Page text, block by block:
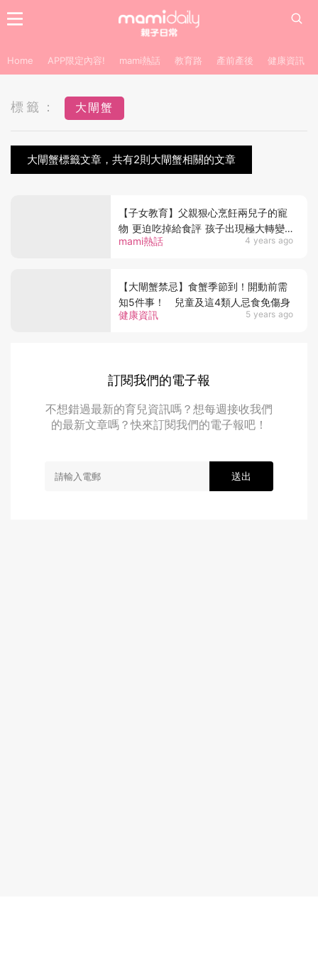
Home APP限定內容! mami熱話 教育路 產前產後 健康資訊
標籤： 大閘蟹
大閘蟹標籤文章，共有2則大閘蟹相關的文章
mami熱話 4 years ago
【子女教育】父親狠心烹飪兩兒子的寵
物 更迫吃掉給食評 孩子出現極大轉變
完美演繹反面教育的恐怖
健康資訊 5 years ago
【大閘蟹禁忌】食蟹季節到！開動前需
知5件事！ 兒童及這4類人忌食免傷身
訂閱我們的電子報
不想錯過最新的育兒資訊嗎？想每週接收我們
的最新文章嗎？快來訂閱我們的電子報吧！
送出